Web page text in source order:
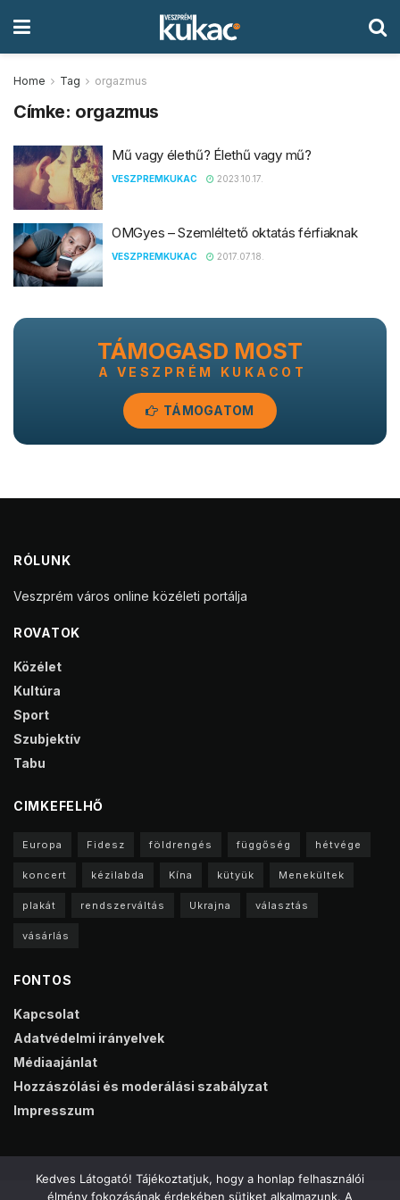
Home Tag orgazmus
Címke: orgazmus
Mű vagy élethű? Élethű vagy mű?
VESZPREMKUKAC 2023.10.17.
OMGyes – Szemléltető oktatás férfiaknak
VESZPREMKUKAC 2017.07.18.
TÁMOGASD MOST
A VESZPRÉM KUKACOT
TÁMOGATOM
RÓLUNK
Veszprém város online közéleti portálja
ROVATOK
Közélet
Kultúra
Sport
Szubjektív
Tabu
CIMKEFELHŐ
Europa Fidesz földrengés függőség hétvége
koncert kézilabda Kína kütyük Menekültek
plakát rendszerváltás Ukrajna választás
vásárlás
FONTOS
Kapcsolat
Adatvédelmi irányelvek
Médiaajánlat
Hozzászólási és moderálási szabályzat
Impresszum
Kedves Látogató! Tájékoztatjuk, hogy a honlap felhasználói
élmény fokozásának érdekében sütiket alkalmazunk. A